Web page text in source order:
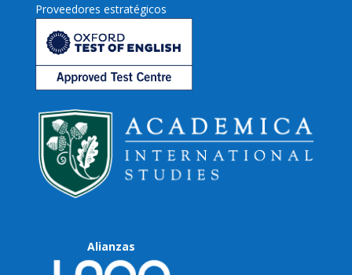
Proveedores estratégicos
Alianzas